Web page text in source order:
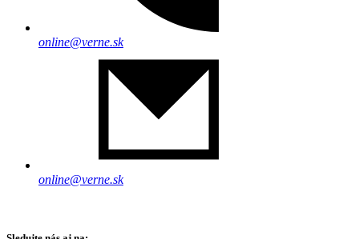
online@verne.sk
online@verne.sk